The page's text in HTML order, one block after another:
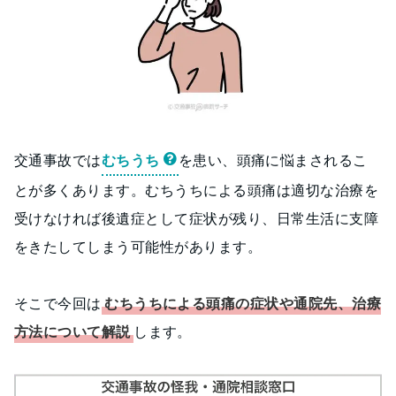
交通事故ではむちうち
を患い、頭痛に悩まされるこ
とが多くあります。むちうちによる頭痛は適切な治療を
受けなければ後遺症として症状が残り、日常生活に支障
をきたしてしまう可能性があります。
そこで今回は むちうちによる頭痛の症状や通院先、治療
方法について解説 します。